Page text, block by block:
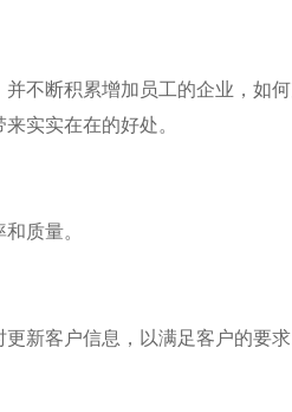
断积累增加员工的企业，如何
实实在在的好处。
质量。
客户信息，以满足客户的要求